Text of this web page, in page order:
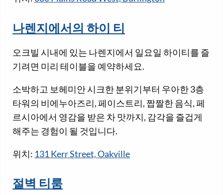
나렌지에서의 하이 티
오크빌 시내에 있는 나렌지에서 일요일 하이티를 즐
기려면 미리 테이블을 예약하세요.
소박하고 보헤미안 시크한 분위기부터 우아한 3층
타워의 비에누아즈리, 페이스트리, 짭짤한 음식, 페
르시아에서 영감을 받은 차 맛까지, 감각을 즐겁게
해주는 경험이 될 것입니다.
위치: 131 Kerr Street, Oakville
절벽 티룸